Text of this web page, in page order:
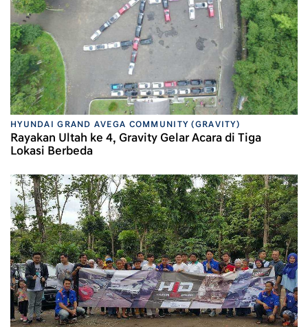
HYUNDAI GRAND AVEGA COMMUNITY (GRAVITY)
Rayakan Ultah ke 4, Gravity Gelar Acara di Tiga
Lokasi Berbeda